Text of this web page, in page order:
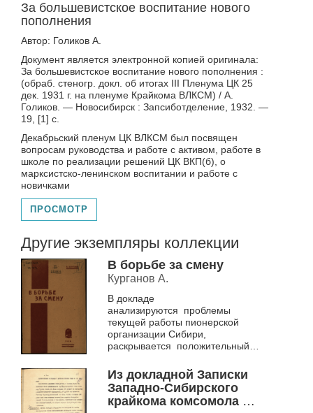
За большевистское воспитание нового
пополнения
Автор: Голиков А.
Документ является электронной копией оригинала:
За большевистское воспитание нового пополнения :
(обраб. стеногр. докл. об итогах III Пленума ЦК 25
дек. 1931 г. на пленуме Крайкома ВЛКСМ) / А.
Голиков. — Новосибирск : Запсиботделение, 1932. —
19, [1] с.
Декабрьский пленум ЦК ВЛКСМ был посвящен
вопросам руководства и работе с активом, работе в
школе по реализации решений ЦК ВКП(б), о
марксистско-ленинском воспитании и работе с
новичками
ПРОСМОТР
Другие экземпляры коллекции
В борьбе за смену
Курганов А.
В докладе
анализируются проблемы
текущей работы пионерской
организации Сибири,
раскрывается положительный
Из докладной Записки
Западно-Сибирского
крайкома комсомола в